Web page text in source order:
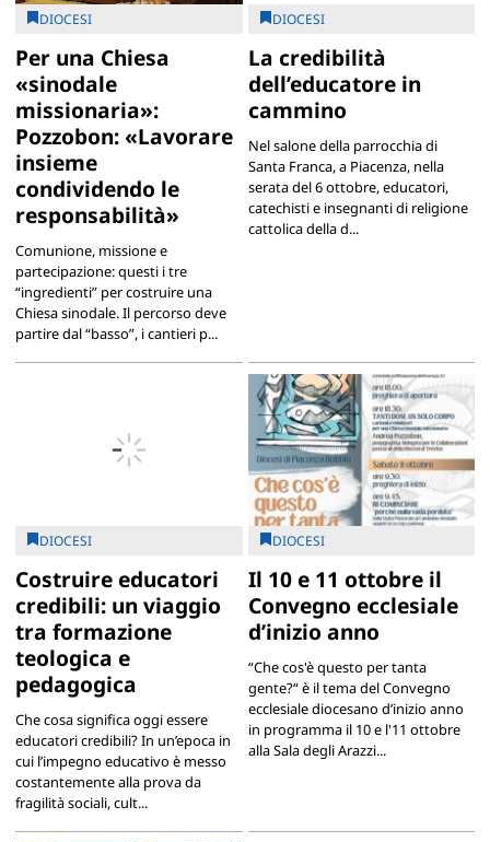
DIOCESI
Per una Chiesa
«sinodale
missionaria»:
Pozzobon: «Lavorare
insieme
condividendo le
responsabilità»
Comunione, missione e
partecipazione: questi i tre
“ingredienti” per costruire una
Chiesa sinodale. Il percorso deve
partire dal “basso”, i cantieri p...
DIOCESI
La credibilità
dell’educatore in
cammino
Nel salone della parrocchia di
Santa Franca, a Piacenza, nella
serata del 6 ottobre, educatori,
catechisti e insegnanti di religione
cattolica della d...
DIOCESI
Costruire educatori
credibili: un viaggio
tra formazione
teologica e
pedagogica
Che cosa significa oggi essere
educatori credibili? In un’epoca in
cui l’impegno educativo è messo
costantemente alla prova da
fragilità sociali, cult...
DIOCESI
Il 10 e 11 ottobre il
Convegno ecclesiale
d’inizio anno
“Che cos'è questo per tanta
gente?“ è il tema del Convegno
ecclesiale diocesano d’inizio anno
in programma il 10 e l'11 ottobre
alla Sala degli Arazzi...